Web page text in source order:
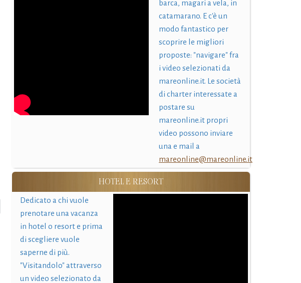
barca, magari a vela, in
catamarano. E c'è un
modo fantastico per
scoprire le migliori
proposte: "navigare" fra
i video selezionati da
mareonline.it. Le società
di charter interessate a
postare su
mareonline.it propri
video possono inviare
una e mail a
mareonline@mareonline.it
HOTEL E RESORT
Dedicato a chi vuole
prenotare una vacanza
in hotel o resort e prima
di scegliere vuole
saperne di più.
"Visitandolo" attraverso
un video selezionato da